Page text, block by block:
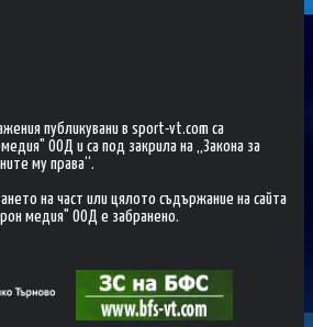
публикувани в sport-vt.com са
ООД и са под закрила на „Закона за
му права“.
на част или цялото съдържание на сайта
медия" ООД е забранено.